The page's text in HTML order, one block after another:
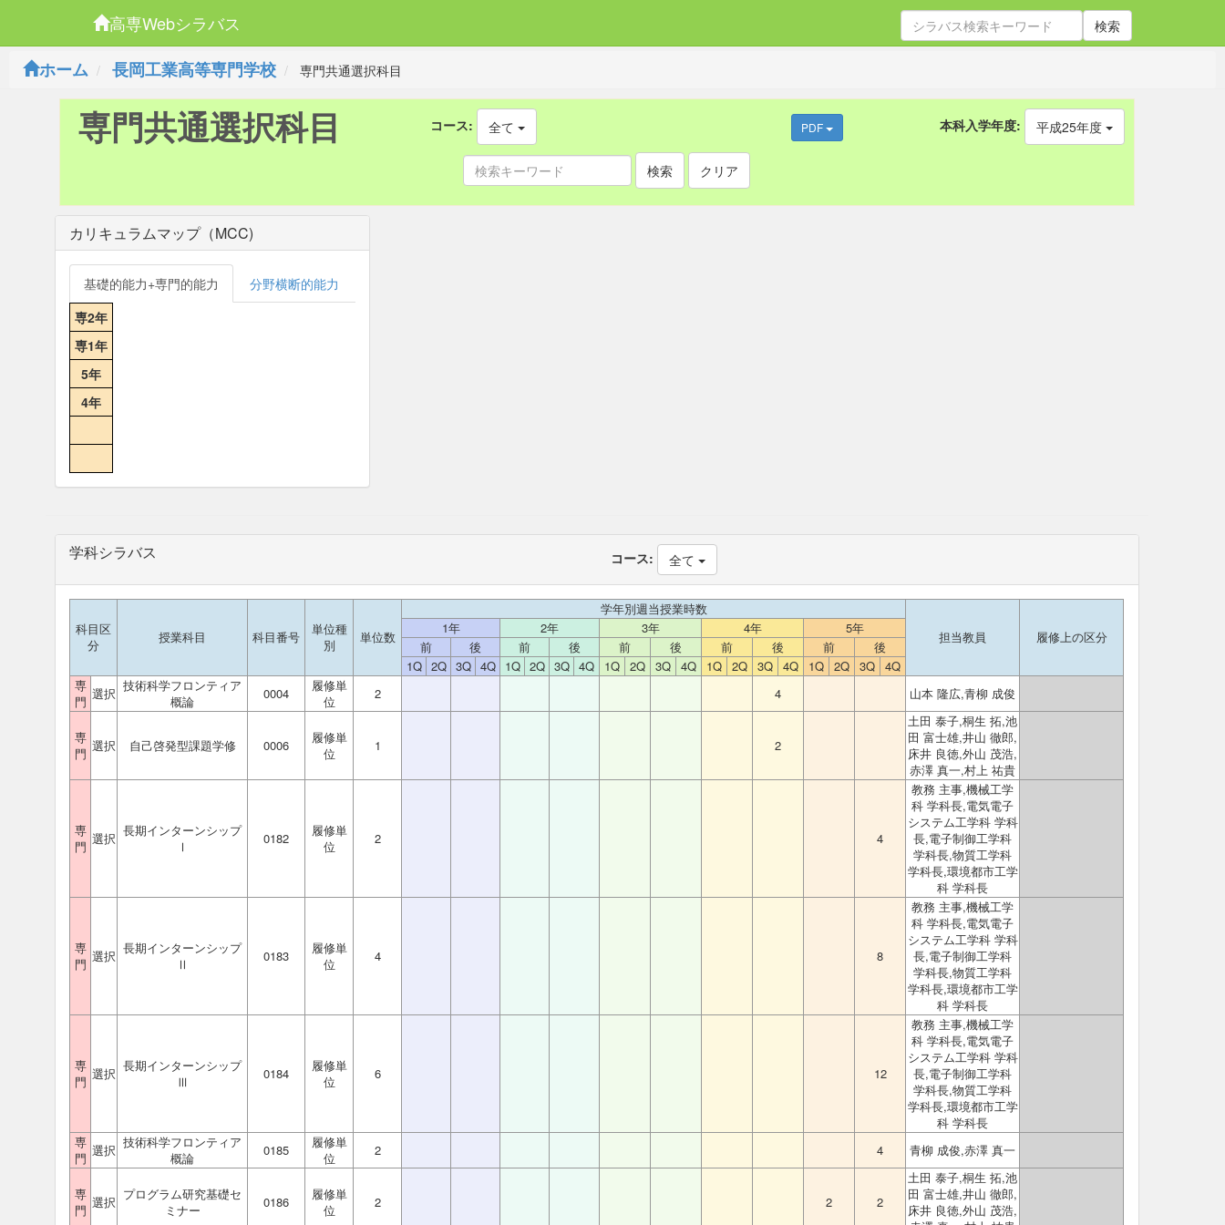
高専Webシラバス 検索
ホーム 長岡工業高等専門学校 専門共通選択科目
専門共通選択科目 コース: 全て
検索 クリア
PDF 本科入学年度: 平成25年度
カリキュラムマップ（MCC)
基礎的能力+専門的能力
分野横断的能力
専2年
専1年
5年
4年
学科シラバス コース: 全て
科目区
分
授業科目 科目番号
単位種
別
単位数
学年別週当授業時数
担当教員
履修上の区分
1年 2年 3年 4年
5年
前
後 前 後 前 後 前 後 前
後
1Q 2Q 3Q 4Q 1Q 2Q 3Q 4Q 1Q 2Q 3Q 4Q 1Q 2Q 3Q 4Q 1Q 2Q 3Q 4Q
専
門 選択 技術科学フロンティア
概論
0004
履修単
位
2 4 山本 隆広,青柳 成俊
専
門 選択 自己啓発型課題学修 0006
履修単
位
1 2
土田 泰子,桐生 拓,池
田 富士雄,井山 徹郎,
床井 良徳,外山 茂浩,
赤澤 真一,村上 祐貴
専
門 選択 長期インターンシップ
Ⅰ
0182
履修単
位
2 4
教務 主事,機械工学
科 学科長,電気電子
システム工学科 学科
長,電子制御工学科
学科長,物質工学科
学科長,環境都市工学
科 学科長
専
門 選択 長期インターンシップ
Ⅱ
0183
履修単
位
4 8
教務 主事,機械工学
科 学科長,電気電子
システム工学科 学科
長,電子制御工学科
学科長,物質工学科
学科長,環境都市工学
科 学科長
専
門 選択 長期インターンシップ
Ⅲ
0184
履修単
位
6 12
教務 主事,機械工学
科 学科長,電気電子
システム工学科 学科
長,電子制御工学科
学科長,物質工学科
学科長,環境都市工学
科 学科長
専
門 選択 技術科学フロンティア
概論
0185
履修単
位
2 4 青柳 成俊,赤澤 真一
専
門 選択 プログラム研究基礎セ
ミナー
0186
履修単
位
2 2 2
土田 泰子,桐生 拓,池
田 富士雄,井山 徹郎,
床井 良徳,外山 茂浩,